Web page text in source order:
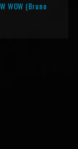
WOW (Bruno